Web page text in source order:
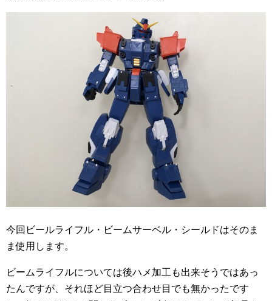
今回ビールライフル・ビームサーベル・シールドはそのま
ま使用します。
ビームライフルについては後ハメ加工も出来そうではあっ
たんですが、それほど目立つ合わせ目でも無かったです